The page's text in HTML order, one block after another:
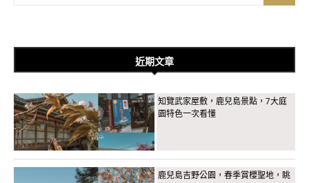
近期文章
知覽武家屋敷，鹿兒島景點，7大庭
園特色一次看懂
鹿兒島吉野公園，春季賞櫻聖地，眺